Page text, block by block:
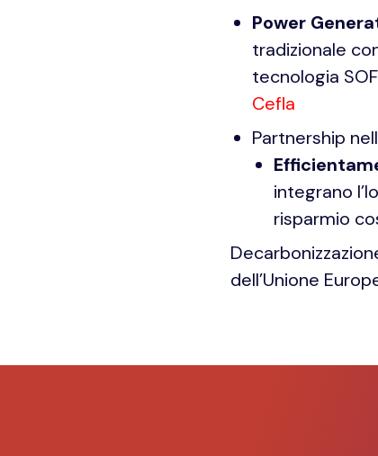
Power
tradizionale
tecnologia
Cefla
Partnership
integrano
risparmio
dell’Unione